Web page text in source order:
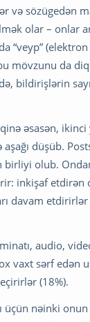
və sözügedən
olar – onlar
“veyp”
mövzunu da
bildirişlərin
əsasən,
düşüb.
olub.
inkişaf
davam
audio,
vaxt sərf edən
(18%).
üçün nəinki